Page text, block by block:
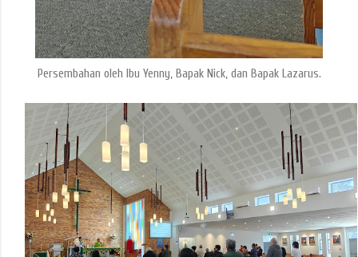
Persembahan oleh Ibu Yenny, Bapak Nick, dan Bapak Lazarus.